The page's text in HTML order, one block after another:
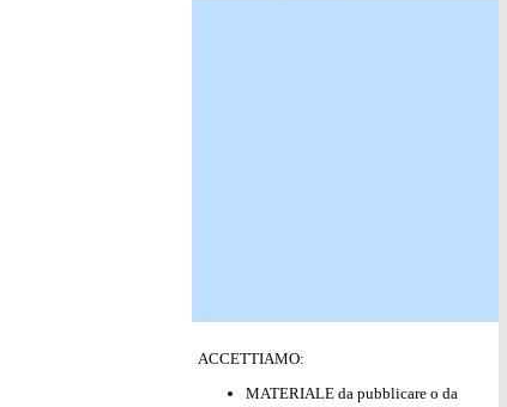
ACCETTIAMO:
MATERIALE da pubblicare o da